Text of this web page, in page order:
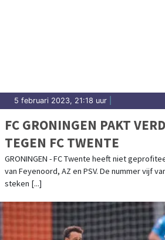
5 februari 2023, 21:18 uur
FC GRONINGEN PAKT
TEGEN FC TWENTE
GRONINGEN - FC Twente heeft niet
van Feyenoord, AZ en PSV. De nummer vijf
steken [...]